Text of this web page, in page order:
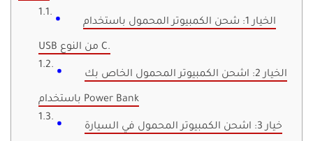
الخيار 1: شحن الكمبيوتر المحمول باستخدام
USB من النوع C.
الخيار 2: اشحن الكمبيوتر المحمول الخاص بك
باستخدام Power Bank
خيار 3: اشحن الكمبيوتر المحمول في السيارة